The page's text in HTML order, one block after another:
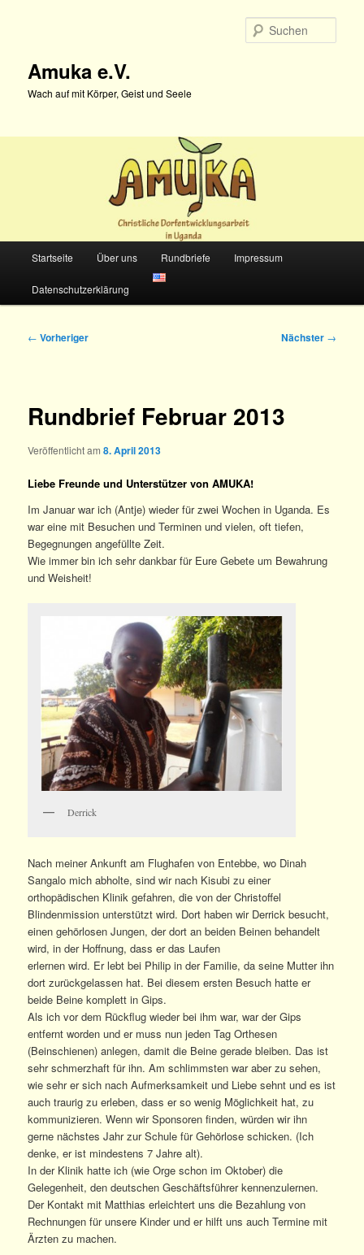
Amuka e.V.
Wach auf mit Körper, Geist und Seele
Startseite Über uns Rundbriefe Impressum
Datenschutzerklärung
Beitragsnavigation
← Vorheriger Nächster →
Rundbrief Februar 2013
Veröffentlicht am8. April 2013
Liebe Freunde und Unterstützer von AMUKA!
Im Januar war ich (Antje) wieder für zwei Wochen in Uganda. Es
war eine mit Besuchen und Terminen und vielen, oft tiefen,
Begegnungen angefüllte Zeit.
Wie immer bin ich sehr dankbar für Eure Gebete um Bewahrung
und Weisheit!
Derrick
Nach meiner Ankunft am Flughafen von Entebbe, wo Dinah
Sangalo mich abholte, sind wir nach Kisubi zu einer
orthopädischen Klinik gefahren, die von der Christoffel
Blindenmission unterstützt wird. Dort haben wir Derrick besucht,
einen gehörlosen Jungen, der dort an beiden Beinen behandelt
wird, in der Hoffnung, dass er das Laufen
erlernen wird. Er lebt bei Philip in der Familie, da seine Mutter ihn
dort zurückgelassen hat. Bei diesem ersten Besuch hatte er
beide Beine komplett in Gips.
Als ich vor dem Rückflug wieder bei ihm war, war der Gips
entfernt worden und er muss nun jeden Tag Orthesen
(Beinschienen) anlegen, damit die Beine gerade bleiben. Das ist
sehr schmerzhaft für ihn. Am schlimmsten war aber zu sehen,
wie sehr er sich nach Aufmerksamkeit und Liebe sehnt und es ist
auch traurig zu erleben, dass er so wenig Möglichkeit hat, zu
kommunizieren. Wenn wir Sponsoren finden, würden wir ihn
gerne nächstes Jahr zur Schule für Gehörlose schicken. (Ich
denke, er ist mindestens 7 Jahre alt).
In der Klinik hatte ich (wie Orge schon im Oktober) die
Gelegenheit, den deutschen Geschäftsführer kennenzulernen.
Der Kontakt mit Matthias erleichtert uns die Bezahlung von
Rechnungen für unsere Kinder und er hilft uns auch Termine mit
Ärzten zu machen.